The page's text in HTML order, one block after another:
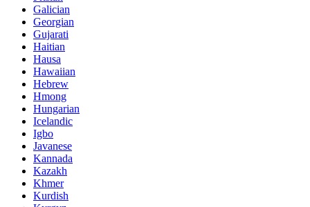
Galician
Georgian
Gujarati
Haitian
Hausa
Hawaiian
Hebrew
Hmong
Hungarian
Icelandic
Igbo
Javanese
Kannada
Kazakh
Khmer
Kurdish